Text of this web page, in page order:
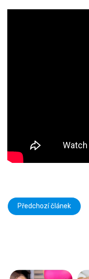
Předchozí článek